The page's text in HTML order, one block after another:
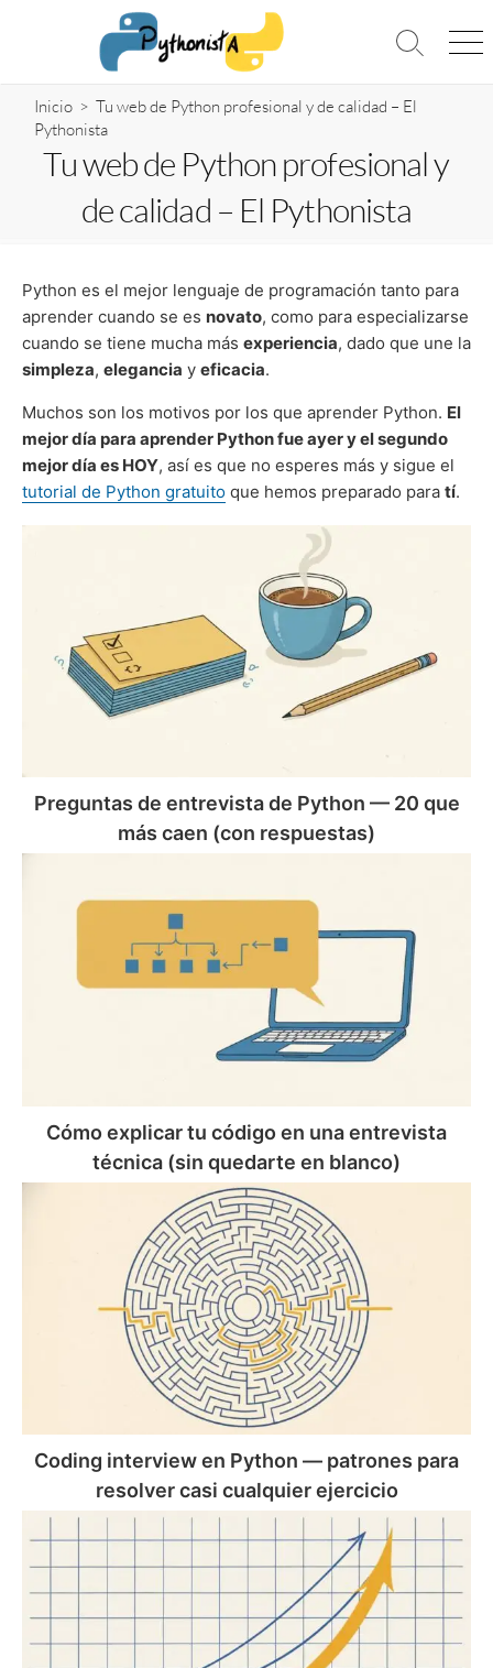
Alternar
Inicio > Tu web de Python profesional y de calidad – El
Pythonista
Tu web de Python profesional y
de calidad – El Pythonista
Python es el mejor lenguaje de programación tanto para
aprender cuando se es novato, como para especializarse
cuando se tiene mucha más experiencia, dado que une la
simpleza, elegancia y eficacia.
Muchos son los motivos por los que aprender Python. El
mejor día para aprender Python fue ayer y el segundo
mejor día es HOY, así es que no esperes más y sigue el
tutorial de Python gratuito que hemos preparado para tí.
Preguntas
entrevista
de
Python
—
20
caen
(con
respuestas)
Preguntas de entrevista de Python — 20 que
más caen (con respuestas)
código
una
entrevista
técnica
quedarte
en
blanco)
Cómo explicar tu código en una entrevista
técnica (sin quedarte en blanco)
Coding
interview
en
Python
—
patrones
para
resolver
casi
cualquier
ejercicio
Coding interview en Python — patrones para
resolver casi cualquier ejercicio
Big-
Python
para
entrevistas